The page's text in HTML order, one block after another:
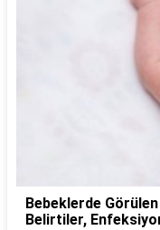
Bebeklerde
Belirtiler,